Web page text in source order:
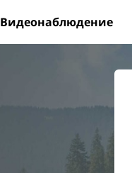
Видеонаблюдение